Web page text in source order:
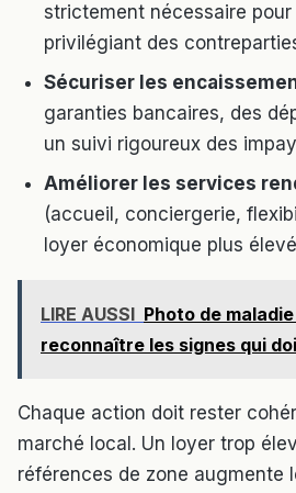
strictement nécessaire pour
privilégiant des
Sécuriser les
garanties bancaires, des
un suivi rigoureux des
Améliorer les services
(accueil, conciergerie,
loyer économique plus élevé
LIRE AUSSI Photo de
reconnaître les signes qui
Chaque action doit rester
marché local. Un loyer trop
références de zone augmente